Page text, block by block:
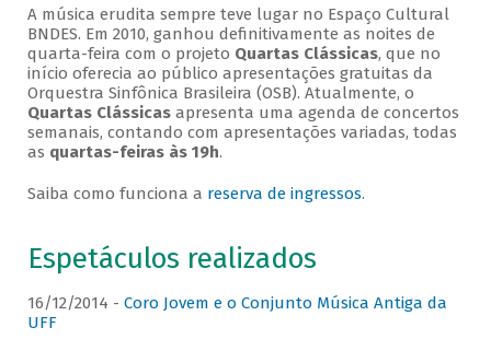
A música erudita sempre teve lugar no Espaço Cultural
BNDES. Em 2010, ganhou definitivamente as noites de
quarta-feira com o projeto Quartas Clássicas, que no
início oferecia ao público apresentações gratuitas da
Orquestra Sinfônica Brasileira (OSB). Atualmente, o
Quartas Clássicasapresenta uma agenda de concertos
semanais, contando com apresentações variadas, todas
as quartas-feiras às 19h.
Saiba como funciona a reserva de ingressos.
Espetáculos realizados
16/12/2014 - Coro Jovem e o Conjunto Música Antiga da
UFF